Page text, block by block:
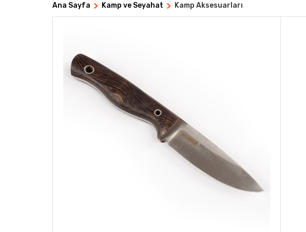
Ana Sayfa Kamp ve Seyahat Kamp Aksesuarları